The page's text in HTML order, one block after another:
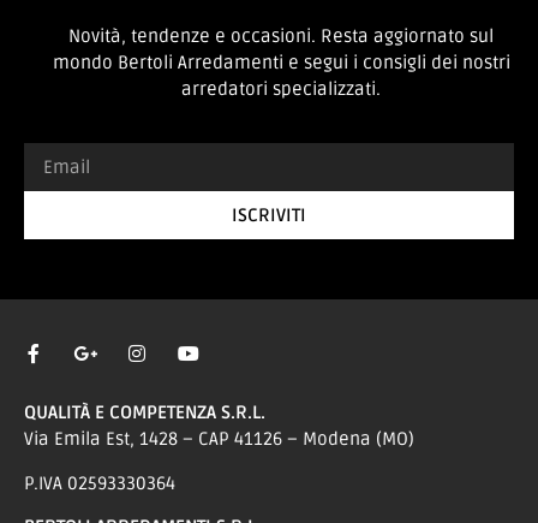
Novità, tendenze e occasioni. Resta aggiornato sul
mondo Bertoli Arredamenti e segui i consigli dei nostri
arredatori specializzati.
ISCRIVITI
QUALITÀ E COMPETENZA S.R.L.
Via Emila Est, 1428 – CAP 41126 – Modena (MO)
P.IVA 02593330364